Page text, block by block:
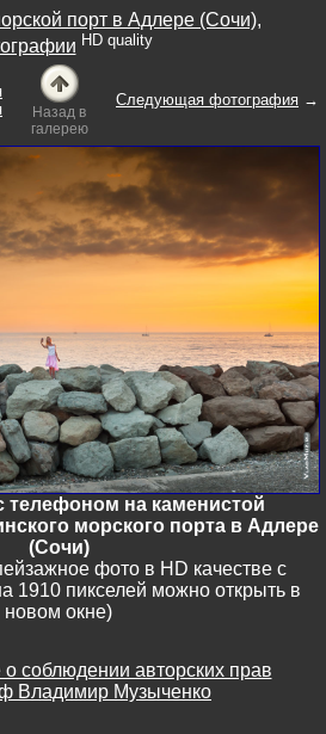
порт в Адлере (Сочи),
HD quality
Назад в
галерею
Следующая фотография →
телефоном на каменистой
морского порта в Адлере
(Сочи)
фото в HD качестве с
1910 пикселей можно открыть в
новом окне)
соблюдении авторских прав
Владимир Музыченко